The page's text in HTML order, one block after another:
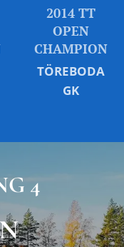
2014 TT
OPEN
CHAMPION
TÖREBODA
GK
4